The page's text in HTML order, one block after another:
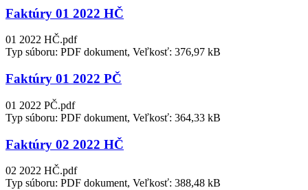
Faktúry 01 2022 HČ
01 2022 HČ.pdf
Typ súboru: PDF dokument, Veľkosť: 376,97 kB
Faktúry 01 2022 PČ
01 2022 PČ.pdf
Typ súboru: PDF dokument, Veľkosť: 364,33 kB
Faktúry 02 2022 HČ
02 2022 HČ.pdf
Typ súboru: PDF dokument, Veľkosť: 388,48 kB